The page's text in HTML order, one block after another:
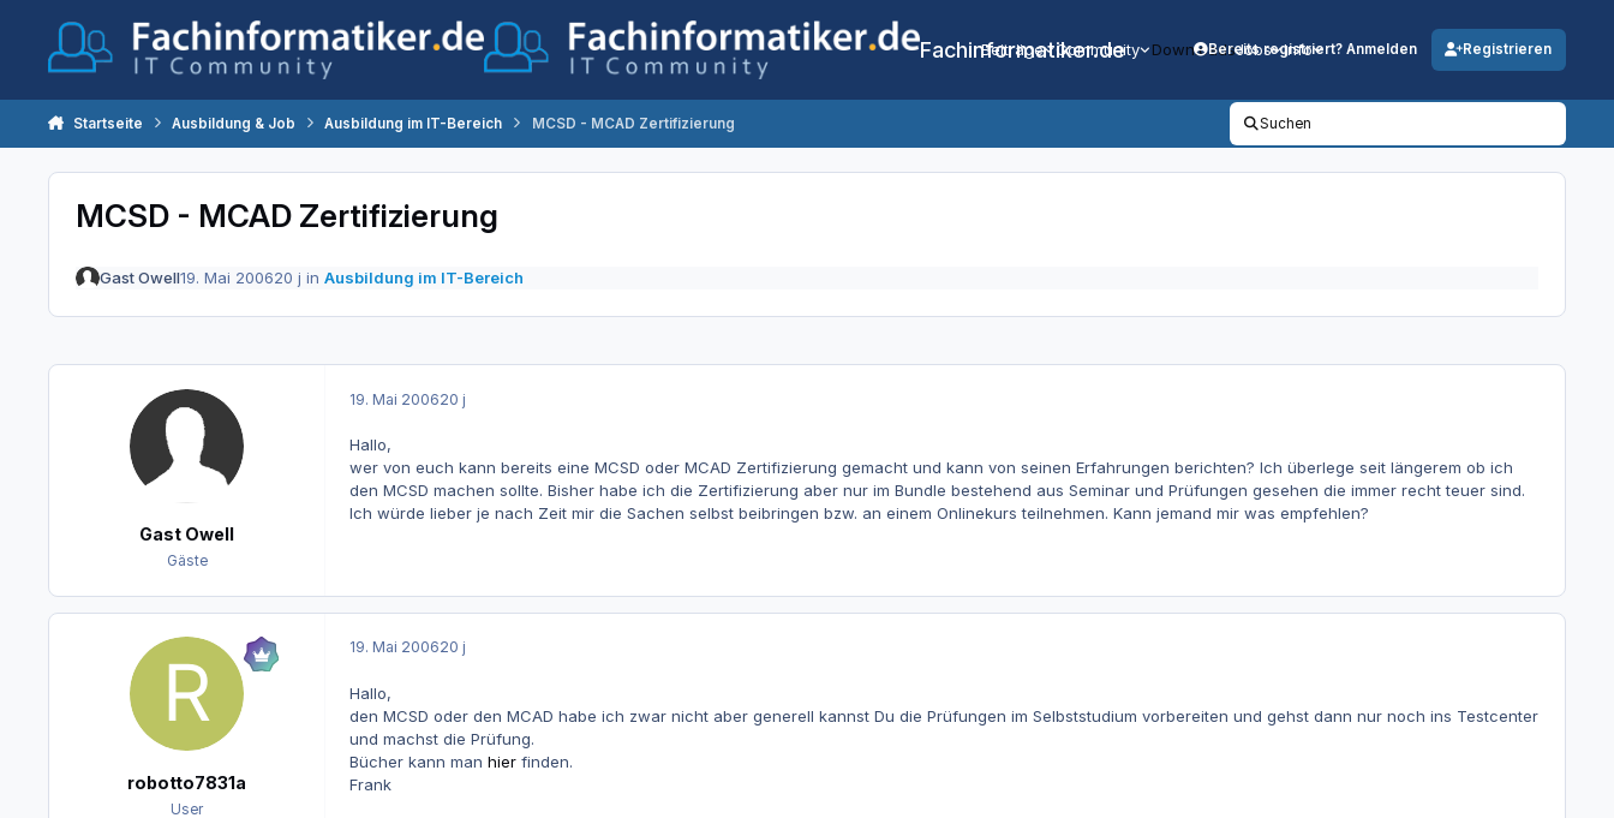
Fachinformatiker.de
Beiträge Community DownloadsJobs Info
Bereits registriert? Anmelden Registrieren
Startseite Ausbildung & Job Ausbildung im IT-Bereich MCSD - MCAD Zertifizierung Suchen
MCSD - MCAD Zertifizierung
Gast Owell19. Mai 200620 j in Ausbildung im IT-Bereich
Gast Owell
Gäste
19. Mai 200620 j
Hallo,
wer von euch kann bereits eine MCSD oder MCAD Zertifizierung gemacht und kann von seinen Erfahrungen berichten? Ich überlege seit längerem ob ich
den MCSD machen sollte. Bisher habe ich die Zertifizierung aber nur im Bundle bestehend aus Seminar und Prüfungen gesehen die immer recht teuer sind.
Ich würde lieber je nach Zeit mir die Sachen selbst beibringen bzw. an einem Onlinekurs teilnehmen. Kann jemand mir was empfehlen?
robotto7831a
User
19. Mai 200620 j
Hallo,
den MCSD oder den MCAD habe ich zwar nicht aber generell kannst Du die Prüfungen im Selbststudium vorbereiten und gehst dann nur noch ins Testcenter
und machst die Prüfung.
Bücher kann man hierfinden.
Frank